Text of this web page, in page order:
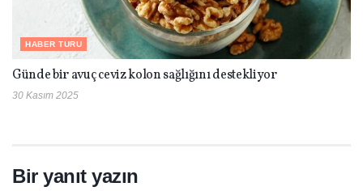
HABER TURU
Günde bir avuç ceviz kolon sağlığını destekliyor
30 Kasım 2025
Bir yanıt yazın